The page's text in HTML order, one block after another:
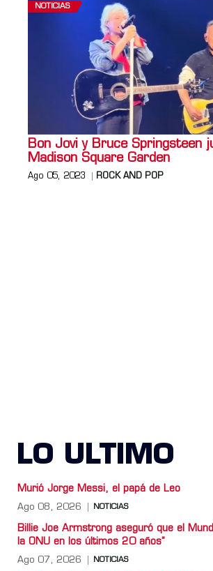
NOTICIAS
Bon Jovi y Bruce Springsteen
Madison Square Garden
Ago 05, 2023 ROCK AND POP
LO ULTIMO
Murió Jorge Messi, el papá de Leo
Ago 08, 2026 NOTICIAS
Billie Joe Armstrong aseguró que el
la ONU en los últimos 20 años”
Ago 07, 2026 NOTICIAS